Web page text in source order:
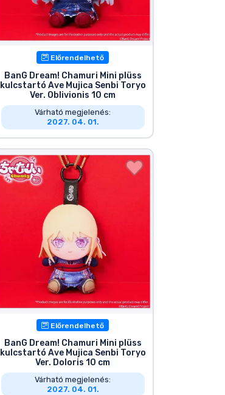
Előrendelhető
BanG Dream! Chamuri Mini plüss
kulcstartó Ave Mujica Senbi Toryo
Ver. Oblivionis 10 cm
Várható megjelenés:
2027. 04. 01.
Előrendelhető
BanG Dream! Chamuri Mini plüss
kulcstartó Ave Mujica Senbi Toryo
Ver. Doloris 10 cm
Várható megjelenés:
2027. 04. 01.